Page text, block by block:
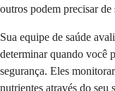
outros podem precisar de
Sua equipe de saúde
determinar quando você
segurança. Eles
nutrientes através do seu